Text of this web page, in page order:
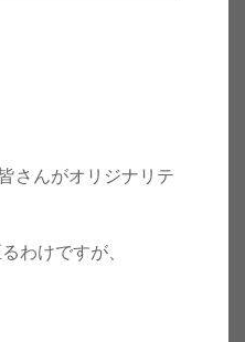
さんがオリジナリテ
わけですが、